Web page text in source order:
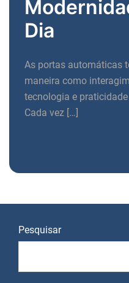
Dia
As portas automáticas
maneira como
tecnologia e
Cada vez […]
Pesquisar